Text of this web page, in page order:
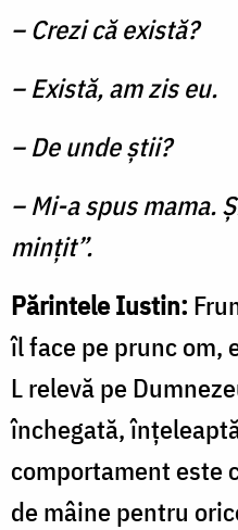
– Crezi că există?
– Există, am zis eu.
– De unde ştii?
– Mi-a spus mama.
minţit”.
Părintele Iustin:
îl face pe prunc om,
L relevă pe
închegată,
comportament este
de mâine pentru